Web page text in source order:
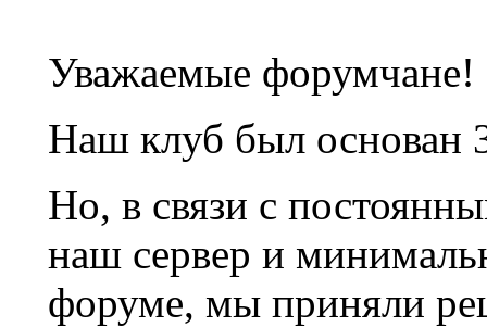
Уважаемые форумчане!
Наш клуб был основан
Но, в связи с
наш сервер и
форуме, мы приняли